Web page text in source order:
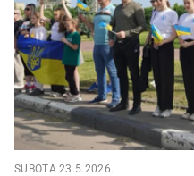
SUBOTA 23.5.2026.